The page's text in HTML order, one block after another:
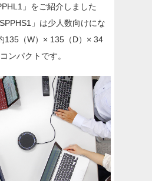
」をご紹介しました
」は少人数向けにな
135（W）× 135（D）× 34
ンパクトです。